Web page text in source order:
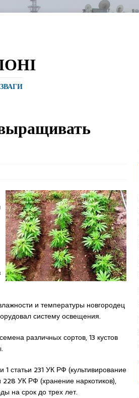
и температуры новгородец
систему освещения.
различных сортов, 13 кустов
статьи 231 УК РФ (культивирование
228 УК РФ (хранение наркотиков),
на срок до трех лет.